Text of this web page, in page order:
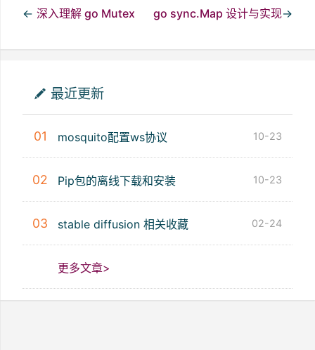
← 深入理解 go Mutex go sync.Map 设计与实现→
最近更新
01 mosquito配置ws协议 10-23
02 Pip包的离线下载和安装 10-23
03 stable diffusion 相关收藏 02-24
更多文章>